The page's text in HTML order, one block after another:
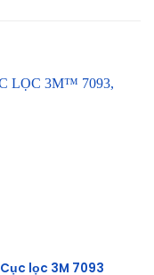
Cục lọc 3M 7093